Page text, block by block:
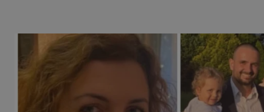
Niezbędne Targetowanie
Niezbędne pliki cookie umożliwiają korzystanie z podstawowych funkcji strony
zarządzanie kontem. Bez niezbędnych plików cookie nie można prawidłowo
Provider/Domena
Okres
przechowywania
Opis